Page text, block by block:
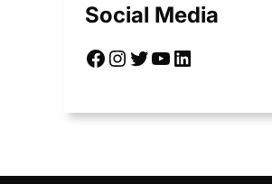
Social Media
Facebook Instagram Twitter YouTube LinkedIn